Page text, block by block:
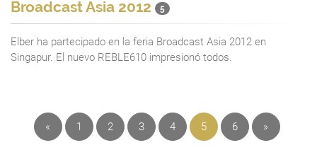
Broadcast Asia 2012 5
Elber ha partecipado en la feria Broadcast Asia 2012 en
Singapur. El nuevo REBLE610 impresionó todos.
« 1 2 3 4 5 6 »